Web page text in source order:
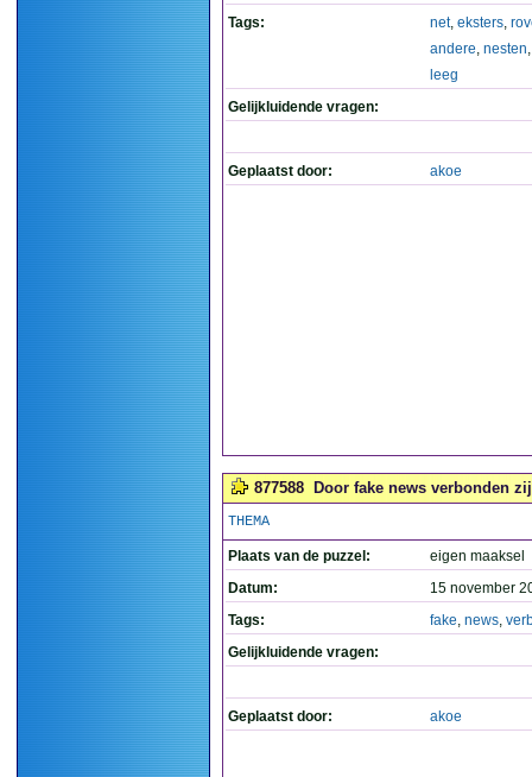
Tags:
net, eksters,
andere, nesten
leeg
Gelijkluidende vragen:
Geplaatst door: akoe
877588 Door fake news verbonden
THEMA
Plaats van de puzzel:
eigen maaksel
Datum:
15 november
Tags:
fake, news,
Gelijkluidende vragen:
Geplaatst door: akoe